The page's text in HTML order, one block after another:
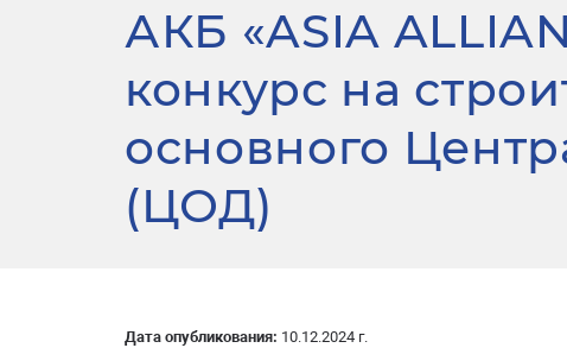
АКБ «ASIA
конкурс на
основного
(ЦОД)
Дата опубликования: 10.12.2024 г.